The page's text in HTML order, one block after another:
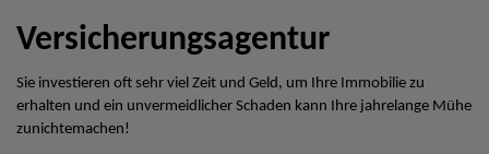
Versicherungsagentur
Sie investieren oft sehr viel Zeit und Geld, um Ihre Immobilie zu
erhalten und ein unvermeidlicher Schaden kann Ihre jahrelange Mühe
zunichtemachen!